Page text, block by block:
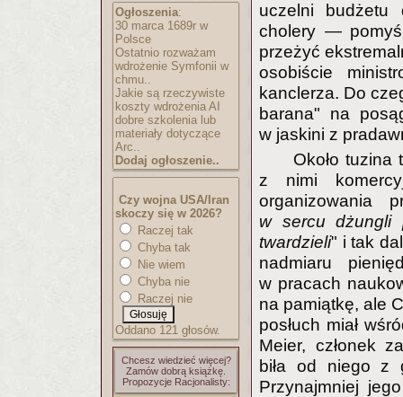
Ogłoszenia:
30 marca 1689r w
Polsce
Ostatnio rozważam
wdrożenie Symfonii w
chmu..
Jakie są rzeczywiste
koszty wdrożenia AI
dobre szkolenia lub
materiały dotyczące
Arc..
Dodaj ogłoszenie..
Czy wojna USA/Iran
skoczy się w 2026?
Raczej tak
Chyba tak
Nie wiem
Chyba nie
Raczej nie
Oddano 121 głosów.
Chcesz wiedzieć więcej?
Zamów dobrą książkę.
Propozycje Racjonalisty:
uczelni
cholery —
przeżyć
osobiście
kanclerza. Do
barana" na
w jaskini z
Około tuzina
z nimi
organizowania
w sercu dżungli
twardzieli" i tak
nadmiaru
w pracach
na pamiątkę, ale
posłuch miał
Meier, członek
biła od niego z
Przynajmniej